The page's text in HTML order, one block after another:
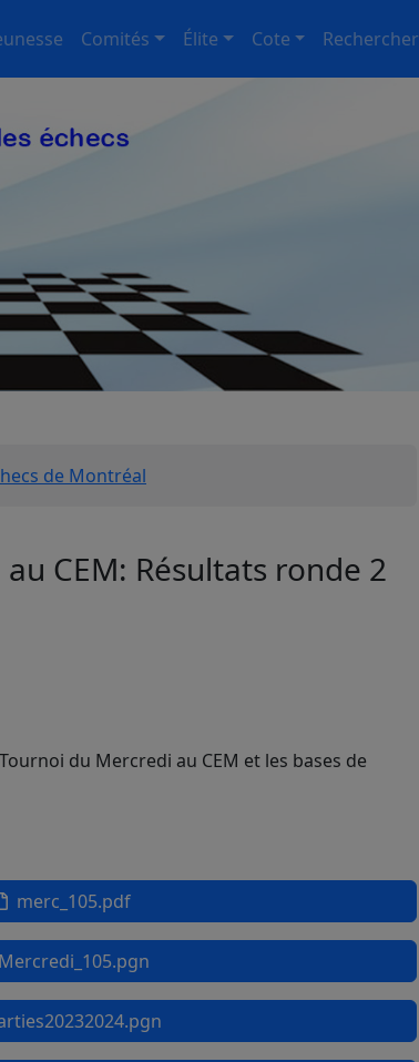
Comités Élite Cote Rechercher
de Montréal
CEM: Résultats ronde 2
du Mercredi au CEM et les bases de
merc_105.pdf